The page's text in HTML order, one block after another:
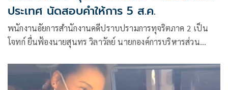
ประเทศ นัดสอบคำให้การ 5 ส.ค.
พนักงานอัยการสำนักงานคดีปราบปรามการทุจริตภาค 2 เป็น
โจทก์ ยื่นฟ้องนายสุนทร วิลาวัลย์ นายกองค์การบริหารส่วน
ดำอท.69/2565